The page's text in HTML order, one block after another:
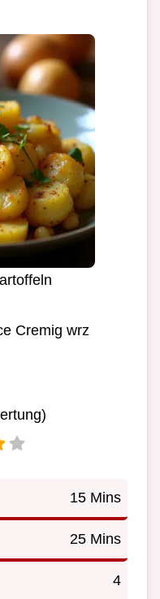
Cremig wrz
15 Mins
25 Mins
4